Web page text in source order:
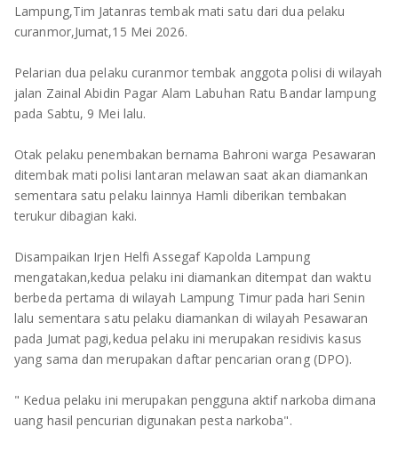
LAMPUNG BARAT
LAMPUNG SELATAN
PESAWARAN
TANGGAMUS
PESISIR BARAT
TULANG BAWANG BARAT
MESUJI
WAY KANAN
PRINGSEWU
Lampung,Tim Jatanras tembak mati satu dari dua pelaku
curanmor,Jumat,15 Mei 2026.
Pelarian dua pelaku curanmor tembak anggota polisi di wilayah
jalan Zainal Abidin Pagar Alam Labuhan Ratu Bandar lampung
pada Sabtu, 9 Mei lalu.
Otak pelaku penembakan bernama Bahroni warga Pesawaran
ditembak mati polisi lantaran melawan saat akan diamankan
sementara satu pelaku lainnya Hamli diberikan tembakan
terukur dibagian kaki.
Disampaikan Irjen Helfi Assegaf Kapolda Lampung
mengatakan,kedua pelaku ini diamankan ditempat dan waktu
berbeda pertama di wilayah Lampung Timur pada hari Senin
lalu sementara satu pelaku diamankan di wilayah Pesawaran
pada Jumat pagi,kedua pelaku ini merupakan residivis kasus
yang sama dan merupakan daftar pencarian orang (DPO).
" Kedua pelaku ini merupakan pengguna aktif narkoba dimana
uang hasil pencurian digunakan pesta narkoba".